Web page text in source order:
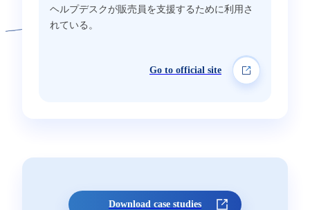
ヘルプデスクが販売員を支援するために利用さ
れている。
Go to official site
Download case studies